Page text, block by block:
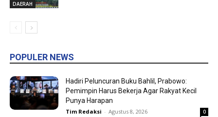
DAERAH
POPULER NEWS
Hadiri Peluncuran Buku Bahlil, Prabowo:
Pemimpin Harus Bekerja Agar Rakyat Kecil
Punya Harapan
Tim Redaksi - Agustus 8, 2026 0